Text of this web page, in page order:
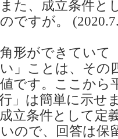
た、成立条件と
ですが。
形ができていて
」ことは、その
です。ここから
」は簡単に示せ
立条件として定
ので、回答は保